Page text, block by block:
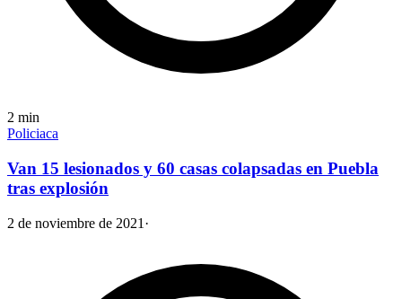
2 min
Policiaca
Van 15 lesionados y 60 casas colapsadas en Puebla
tras explosión
2 de noviembre de 2021 ·